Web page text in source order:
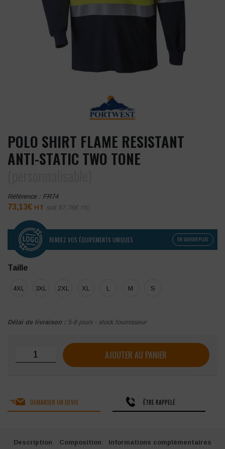
POLO SHIRT FLAME RESISTANT
ANTI-STATIC TWO TONE
Référence : FR74
73,13€ HT soit 87,76€ TTC
RENDEZ VOS ÉQUIPEMENTS UNIQUES EN SAVOIR PLUS
Taille
4XL 3XL 2XL XL L M S
Délai de livraison : 5-8 jours - stock fournisseur
quantité de Polo Shirt Flame Resistant Anti-Static Two
AJOUTER AU PANIER
DEMANDER UN DEVIS ÊTRE RAPPELÉ
Description Composition Informations complémentaires